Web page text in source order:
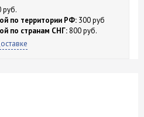
руб.
по территории РФ: 300 руб
по странам СНГ: 800 руб.